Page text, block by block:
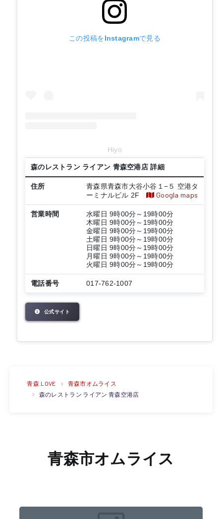
この投稿をInstagramで見る
Hiyo
森のレストラン ライアン 青森空港店 詳細
住所
青森県青森市大谷小谷１−５ 空港タ
ーミナルビル 2F
Googla maps
営業時間
水曜日 9時00分～19時00分
木曜日 9時00分～19時00分
金曜日 9時00分～19時00分
土曜日 9時00分～19時00分
日曜日 9時00分～19時00分
月曜日 9時00分～19時00分
火曜日 9時00分～19時00分
電話番号 017-762-1007
公式サイト
青森.LOVE
青森市オムライス
森のレストラン ライアン 青森空港店
青森市オムライス